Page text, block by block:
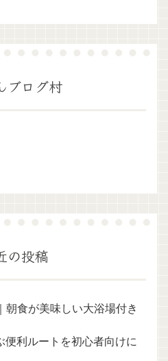
ブログ村
の投稿
朝食が美味しい大浴場付き
便利ルートを初心者向けに